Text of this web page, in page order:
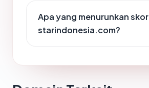
Apa yang menurunkan skor
starindonesia.com?